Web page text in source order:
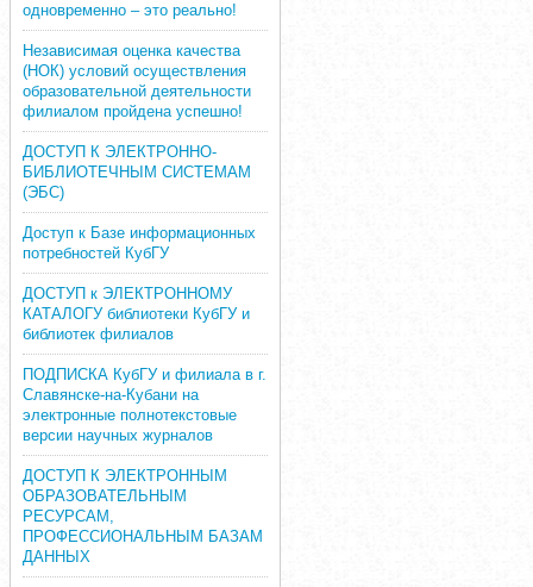
одновременно – это реально!
Независимая оценка качества
(НОК) условий осуществления
образовательной деятельности
филиалом пройдена успешно!
ДОСТУП К ЭЛЕКТРОННО-
БИБЛИОТЕЧНЫМ СИСТЕМАМ
(ЭБС)
Доступ к Базе информационных
потребностей КубГУ
ДОСТУП к ЭЛЕКТРОННОМУ
КАТАЛОГУ библиотеки КубГУ и
библиотек филиалов
ПОДПИСКА КубГУ и филиала в г.
Славянске-на-Кубани на
электронные полнотекстовые
версии научных журналов
ДОСТУП К ЭЛЕКТРОННЫМ
ОБРАЗОВАТЕЛЬНЫМ
РЕСУРСАМ,
ПРОФЕССИОНАЛЬНЫМ БАЗАМ
ДАННЫХ